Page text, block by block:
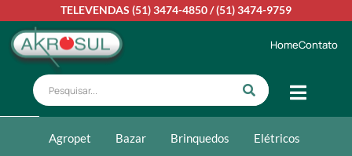
TELEVENDAS (51) 3474-4850/(51) 3474-9759
HomeContato
Agropet Bazar Brinquedos
Elétricos